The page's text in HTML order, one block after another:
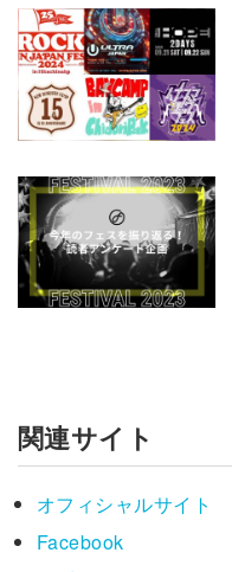
関連サイト
オフィシャルサイト
Facebook